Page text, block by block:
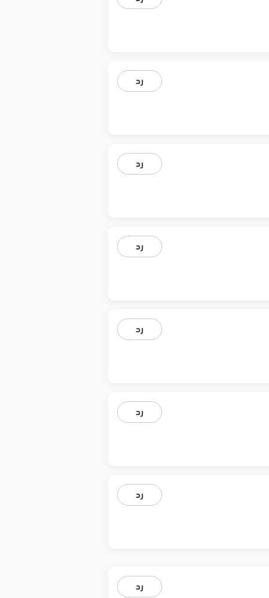
رد
رد
رد
رد
رد
رد
رد